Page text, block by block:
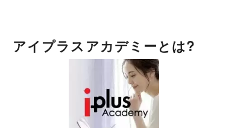
アイプラスアカデミーとは?